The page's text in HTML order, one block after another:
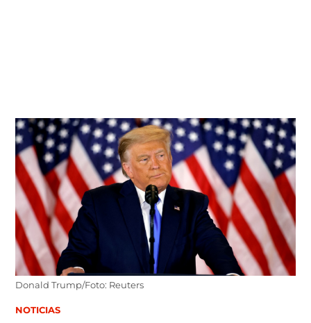
content
Donald Trump/Foto: Reuters
POSTED
NOTICIAS